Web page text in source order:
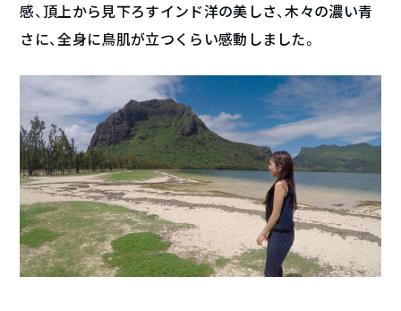
感、頂上から見下ろすインド洋の美しさ、木々の濃い青
さに、全身に鳥肌が立つくらい感動しました。